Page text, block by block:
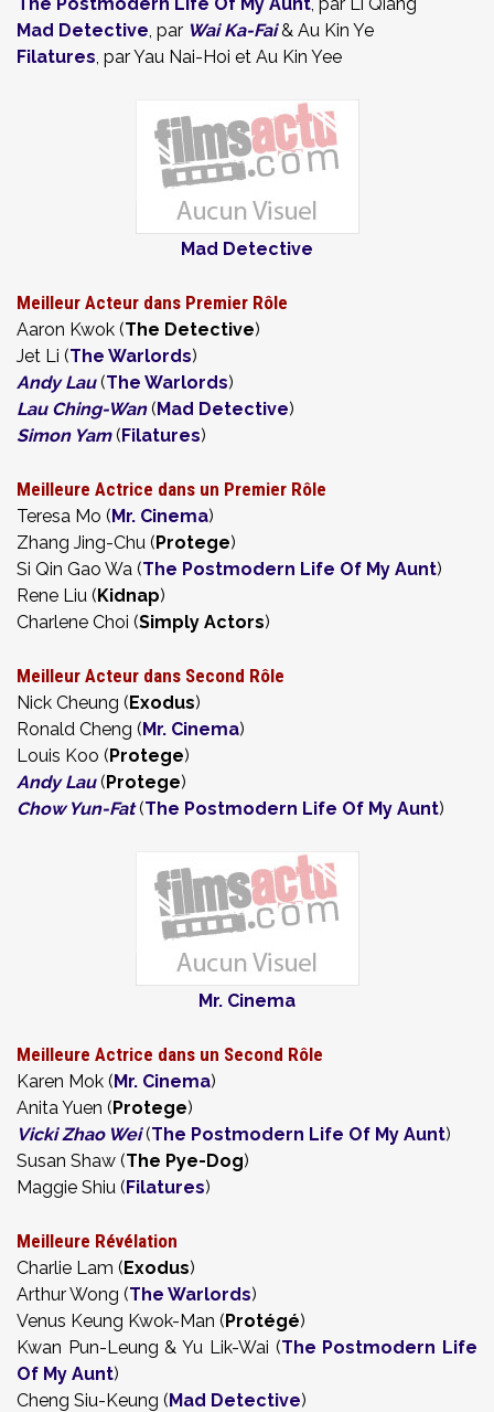
Mad Detective , par Wai Ka-Fai& Au Kin Ye
Filatures , par Yau Nai-Hoi et Au Kin Yee
Mad Detective
Meilleur Acteur dans Premier Rôle
Aaron Kwok (The Detective)
Jet Li (The Warlords)
Andy Lau(The Warlords)
Lau Ching-Wan(Mad Detective)
Simon Yam(Filatures)
Meilleure Actrice dans un Premier Rôle
Teresa Mo (Mr. Cinema)
Zhang Jing-Chu (Protege)
Si Qin Gao Wa (The Postmodern Life Of My Aunt)
Rene Liu (Kidnap)
Charlene Choi (Simply Actors)
Meilleur Acteur dans Second Rôle
Nick Cheung (Exodus)
Ronald Cheng (Mr. Cinema)
Louis Koo (Protege)
Andy Lau(Protege)
Chow Yun-Fat(The Postmodern Life Of My Aunt)
Mr. Cinema
Meilleure Actrice dans un Second Rôle
Karen Mok (Mr. Cinema)
Anita Yuen (Protege)
Vicki Zhao Wei(The Postmodern Life Of My Aunt)
Susan Shaw (The Pye-Dog)
Maggie Shiu (Filatures)
Meilleure Révélation
Charlie Lam (Exodus)
Arthur Wong (The Warlords)
Venus Keung Kwok-Man (Protégé)
Kwan Pun-Leung & Yu Lik-Wai (The Postmodern Life
Of My Aunt)
Cheng Siu-Keung (Mad Detective)